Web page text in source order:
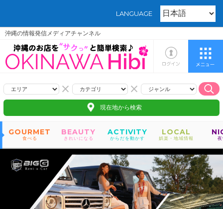
LANGUAGE
沖縄の情報発信メディアチャンネル
現在地から検索
GOURMET
食べる
BEAUTY
きれいになる
ACTIVITY
からだを動かす
LOCAL
娯楽・地域情報